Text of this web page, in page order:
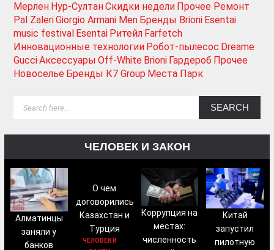
Мерлен Нур-СултанСкидки недели Прочее Ремонт
Pal ZaleriGiorgio Armani Men Бренды Brioni Esentai
music festival Esentai Ритейл Farfetch
Инновационные технологии Робот-пылесос Dreame
GucciАксессуары Off-White Brioni Гардероб Прочее
Новоселье Бренды К7 Group Места Парк
ЧЕЛОВЕК И ЗАКОН
Алматинцы
заняли у
банков
О чем
договорились
Казахстан и
Турция
ЧЕЛОВЕК И
Коррупция на
местах:
численность
Китай
запустил
пилотную